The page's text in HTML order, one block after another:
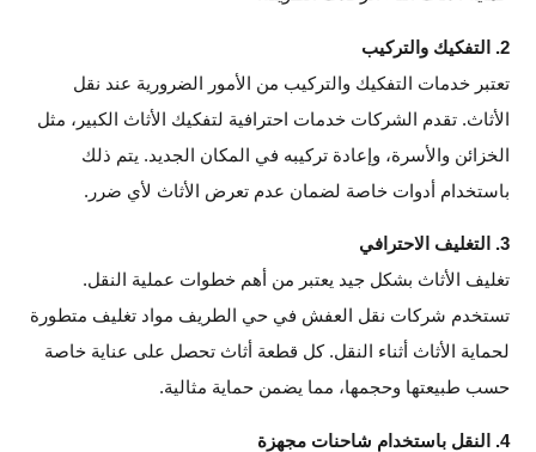
2. التفكيك والتركيب
تعتبر خدمات التفكيك والتركيب من الأمور الضرورية عند نقل
الأثاث. تقدم الشركات خدمات احترافية لتفكيك الأثاث الكبير، مثل
الخزائن والأسرة، وإعادة تركيبه في المكان الجديد. يتم ذلك
باستخدام أدوات خاصة لضمان عدم تعرض الأثاث لأي ضرر.
3. التغليف الاحترافي
تغليف الأثاث بشكل جيد يعتبر من أهم خطوات عملية النقل.
تستخدم شركات نقل العفش في حي الطريف مواد تغليف متطورة
لحماية الأثاث أثناء النقل. كل قطعة أثاث تحصل على عناية خاصة
حسب طبيعتها وحجمها، مما يضمن حماية مثالية.
4. النقل باستخدام شاحنات مجهزة